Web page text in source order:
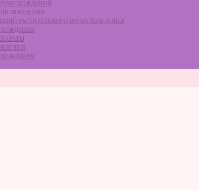
РАСТИТЕЛЬНОГО ПРОИСХОЖДЕНИЯ